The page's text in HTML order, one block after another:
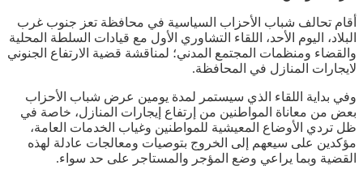
أقام تحالف شباب الأحزاب السياسية في محافظة تعز جنوب غرب
البلاد، اليوم الأحد، اللقاء التشاوري الأول مع قيادات السلطة المحلية
والقضاء ومنظمات المجتمع المدني؛ لمناقشة قضية الارتفاع الجنوني
لايجارات المنازل في المحافظة.
وفي بداية اللقاء الذي سيستمر لمدة يومين عرض شباب الأحزاب
بعض من معاناة المواطنين من إرتفاع إيجارات المنازل، خاصة في
ظل تردي الأوضاع المعيشية للمواطنين وغياب الخدمات العامة،
مؤكدين على سيعهم إلى الخروج بتوصيات ومعالجات عادلة لهذه
القضية وبما يراعي وضع المؤجر والمستاجر على حد سواء.